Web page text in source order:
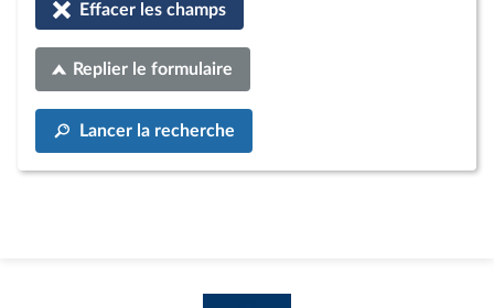
Effacer les champs
Replier le formulaire
Lancer la recherche